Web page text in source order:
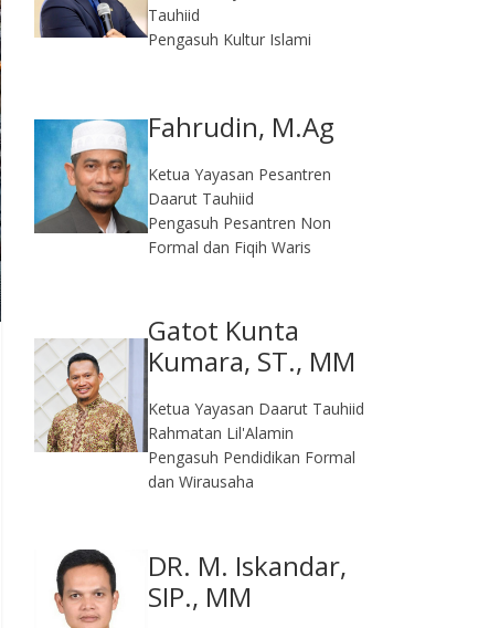
Tauhiid
Pengasuh Kultur Islami
Fahrudin, M.Ag​
Ketua Yayasan Pesantren
Daarut Tauhiid
Pengasuh Pesantren Non
Formal dan Fiqih Waris
Gatot Kunta
Kumara, ST., MM
Ketua Yayasan Daarut Tauhiid
Rahmatan Lil'Alamin
Pengasuh Pendidikan Formal
dan Wirausaha
DR. M. Iskandar,
SIP., MM